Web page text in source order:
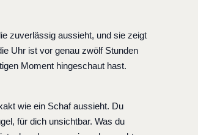
zuverlässig aussieht, und sie zeigt
Uhr ist vor genau zwölf Stunden
Moment hingeschaut hast.
wie ein Schaf aussieht. Du
für dich unsichtbar. Was du